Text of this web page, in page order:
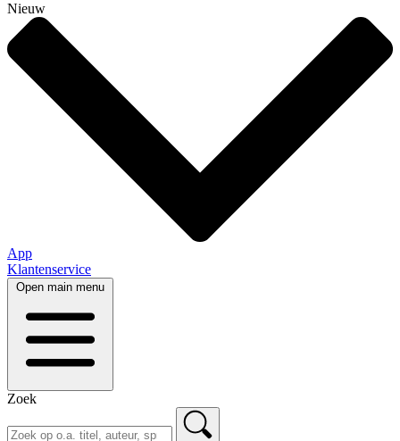
Nieuw
App
Klantenservice
Open main menu
Zoek